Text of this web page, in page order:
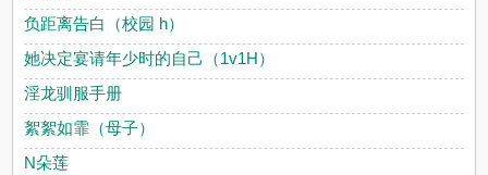
负距离告白（校园 h）
她决定宴请年少时的自己（1v1H）
淫龙驯服手册
絮絮如霏（母子）
N朵莲